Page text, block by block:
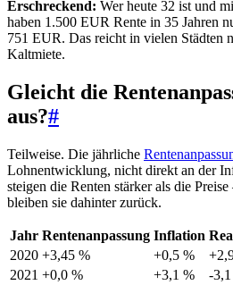
Erschreckend: Wer heute 32 ist und
haben 1.500 EUR Rente in 35 Jahren
751 EUR. Das reicht in vielen Städten
Kaltmiete.
Gleicht die
aus?#
Teilweise. Die jährliche
Lohnentwicklung, nicht direkt an der
steigen die Renten stärker als die
bleiben sie dahinter zurück.
Jahr Rentenanpassung Inflation
2020 +3,45 % +0,5 %
2021 +0,0 % +3,1 %
-